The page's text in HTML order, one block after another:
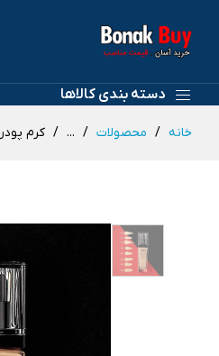
دسته بندی کالاها
خانه محصولات ... کرم پودر 508 اوها